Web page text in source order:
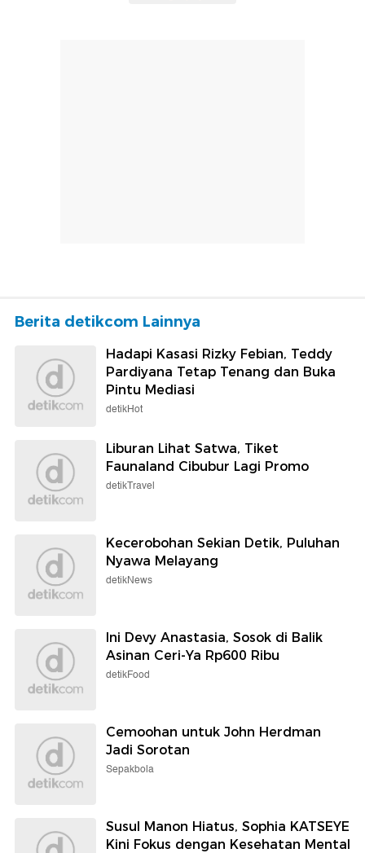
Berita detikcom Lainnya
Hadapi Kasasi Rizky Febian, Teddy
Pardiyana Tetap Tenang dan Buka
Pintu Mediasi
detikHot
Liburan Lihat Satwa, Tiket
Faunaland Cibubur Lagi Promo
detikTravel
Kecerobohan Sekian Detik, Puluhan
Nyawa Melayang
detikNews
Ini Devy Anastasia, Sosok di Balik
Asinan Ceri-Ya Rp600 Ribu
detikFood
Cemoohan untuk John Herdman
Jadi Sorotan
Sepakbola
Susul Manon Hiatus, Sophia KATSEYE
Kini Fokus dengan Kesehatan Mental